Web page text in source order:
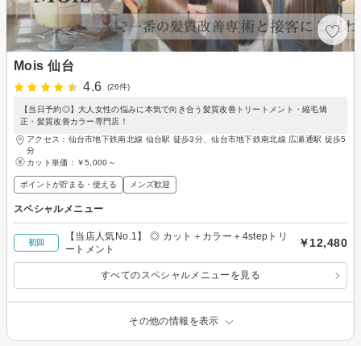
Mois 仙台
4.6
(26件)
【当日予約◎】大人女性の悩みに本気で向き合う髪質改善トリートメント・縮毛矯
正・髪質改善カラー専門店！
アクセス：仙台市地下鉄南北線 仙台駅 徒歩3分、仙台市地下鉄南北線 広瀬通駅 徒歩5
分
カット単価： ￥5,000～
ポイントが貯まる・使える メンズ歓迎
スペシャルメニュー
初回
【当店人気No.1】 ◎ カット＋カラー＋4stepトリ
ートメント
￥12,480
すべてのスペシャルメニューを見る
その他の情報を表示